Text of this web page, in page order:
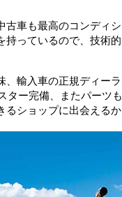
古車も最高のコンディ
持っているので、技術
、輸入車の正規ディー
ター完備、またパーツ
るショップに出会える